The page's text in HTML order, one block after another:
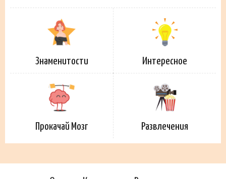
Знаменитости Интересное
Прокачай Мозг Развлечения